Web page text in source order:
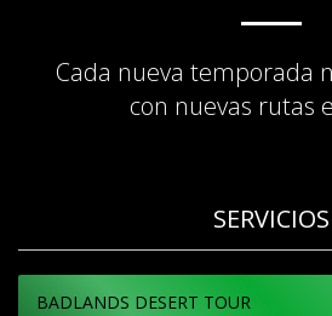
Cada nueva temporada
con nuevas rutas
SERVICIOS
BADLANDS DESERT TOUR